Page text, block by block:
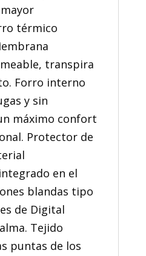
térmico
transpira
Forro interno
y sin
máximo confort
Protector de
en el
blandas tipo
de Digital
Tejido
puntas de los